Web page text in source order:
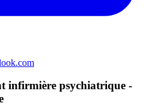
infirmière psychiatrique -